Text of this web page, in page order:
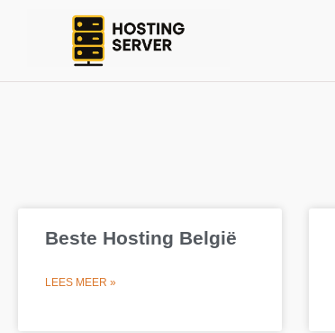
Beste Hosting België
LEES MEER »